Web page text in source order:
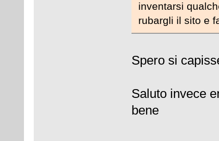
inventarsi
rubargli il sito e
Spero si
Saluto invece
bene